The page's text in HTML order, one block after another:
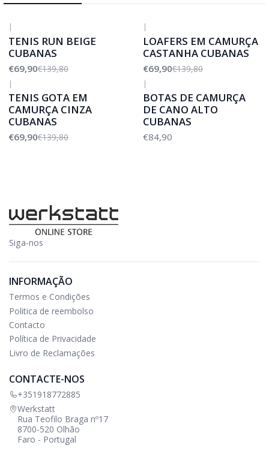
|
TENIS RUN BEIGE
CUBANAS
€69,90€139,80
|
LOAFERS EM CAMURÇA
CASTANHA CUBANAS
€69,90€139,80
|
TENIS GOTA EM
CAMURÇA CINZA
CUBANAS
€69,90€139,80
|
BOTAS DE CAMURÇA
DE CANO ALTO
CUBANAS
€84,90
Siga-nos
INFORMAÇÃO
Termos e Condições
Politica de reembolso
Contacto
Política de Privacidade
Livro de Reclamações
CONTACTE-NOS
+351918772885
Werkstatt
Rua Teofilo Braga nº17
8700-520 Olhão
Faro - Portugal